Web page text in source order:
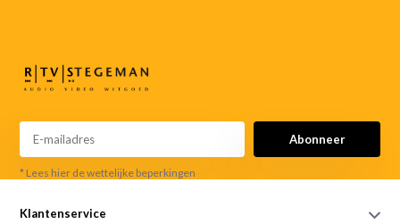
Abonneer
* Lees hier de wettelijke beperkingen
Klantenservice